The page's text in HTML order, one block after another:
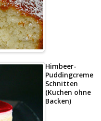
Himbeer-
Puddingcreme
Schnitten
(Kuchen ohne
Backen)